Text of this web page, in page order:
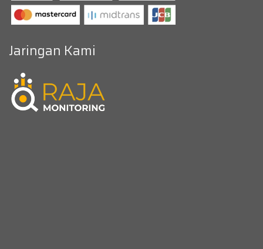
Jaringan Kami